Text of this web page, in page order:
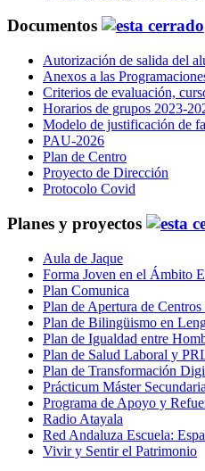
Documentos
Autorización de salida del
Anexos a las
Criterios de evaluación,
Horarios de grupos 2023-
Modelo de justificación de
PAU-2026
Plan de Centro
Proyecto de Dirección
Protocolo Covid
Planes y proyectos
Aula de Jaque
Forma Joven en el Ámbito
Plan Comunica
Plan de Apertura de Centros
Plan de Bilingüismo en
Plan de Igualdad entre
Plan de Salud Laboral y
Plan de Transformación
Prácticum Máster Secundaria
Programa de Apoyo y
Radio Atayala
Red Andaluza Escuela:
Vivir y Sentir el Patrimonio